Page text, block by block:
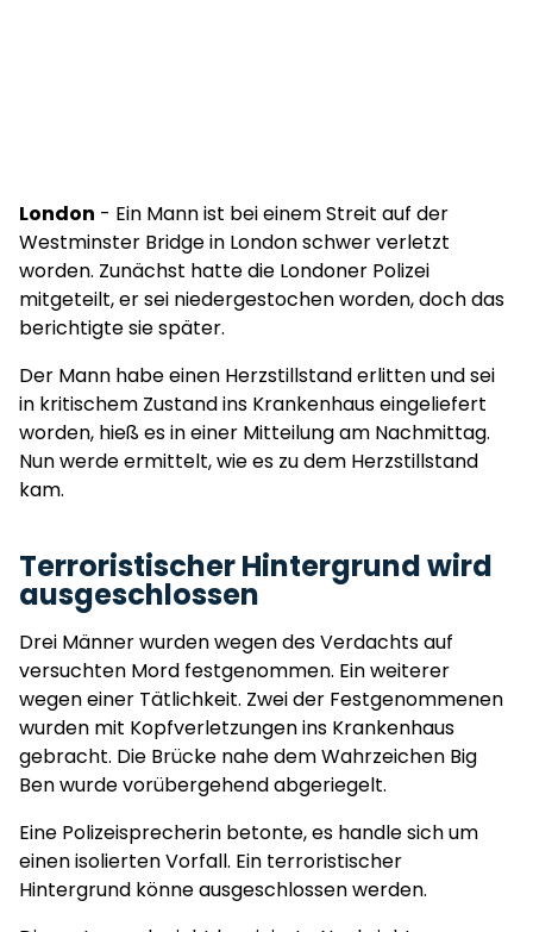
London - Ein Mann ist bei einem Streit auf der
Westminster Bridge in London schwer verletzt
worden. Zunächst hatte die Londoner Polizei
mitgeteilt, er sei niedergestochen worden, doch das
berichtigte sie später.
Der Mann habe einen Herzstillstand erlitten und sei
in kritischem Zustand ins Krankenhaus eingeliefert
worden, hieß es in einer Mitteilung am Nachmittag.
Nun werde ermittelt, wie es zu dem Herzstillstand
kam.
Terroristischer Hintergrund wird
ausgeschlossen
Drei Männer wurden wegen des Verdachts auf
versuchten Mord festgenommen. Ein weiterer
wegen einer Tätlichkeit. Zwei der Festgenommenen
wurden mit Kopfverletzungen ins Krankenhaus
gebracht. Die Brücke nahe dem Wahrzeichen Big
Ben wurde vorübergehend abgeriegelt.
Eine Polizeisprecherin betonte, es handle sich um
einen isolierten Vorfall. Ein terroristischer
Hintergrund könne ausgeschlossen werden.